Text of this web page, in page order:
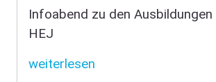
Infoabend zu den Ausbildungen
HEJ
weiterlesen